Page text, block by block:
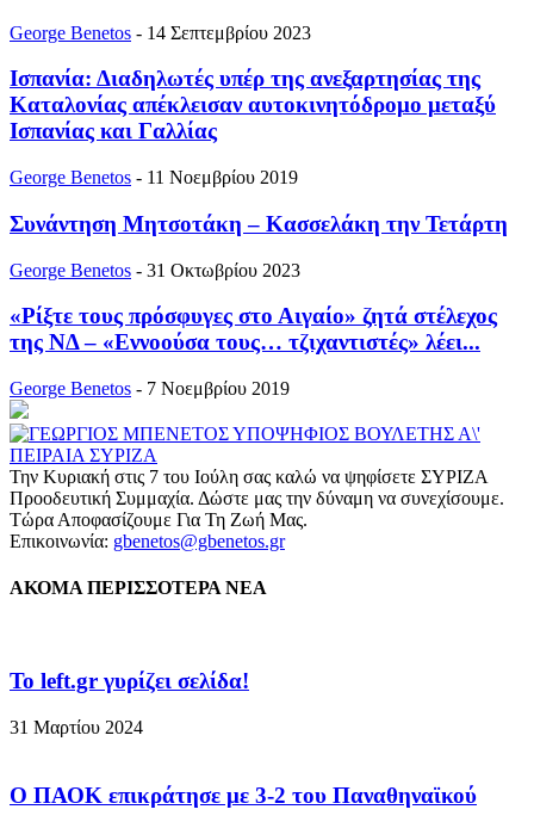
George Benetos - 14 Σεπτεμβρίου 2023
Ισπανία: Διαδηλωτές υπέρ της ανεξαρτησίας της
Καταλονίας απέκλεισαν αυτοκινητόδρομο μεταξύ
Ισπανίας και Γαλλίας
George Benetos - 11 Νοεμβρίου 2019
Συνάντηση Μητσοτάκη – Κασσελάκη την Τετάρτη
George Benetos - 31 Οκτωβρίου 2023
«Ρίξτε τους πρόσφυγες στο Αιγαίο» ζητά στέλεχος
της ΝΔ – «Εννοούσα τους… τζιχαντιστές» λέει...
George Benetos - 7 Νοεμβρίου 2019
Την Κυριακή στις 7 του Ιούλη σας καλώ να ψηφίσετε ΣΥΡΙΖΑ
Προοδευτική Συμμαχία. Δώστε μας την δύναμη να συνεχίσουμε.
Τώρα Αποφασίζουμε Για Τη Ζωή Μας.
Επικοινωνία: gbenetos@gbenetos.gr
ΑΚΟΜΑ ΠΕΡΙΣΣΟΤΕΡΑ ΝΕΑ
To left.gr γυρίζει σελίδα!
31 Μαρτίου 2024
Ο ΠΑΟΚ επικράτησε με 3-2 του Παναθηναϊκού